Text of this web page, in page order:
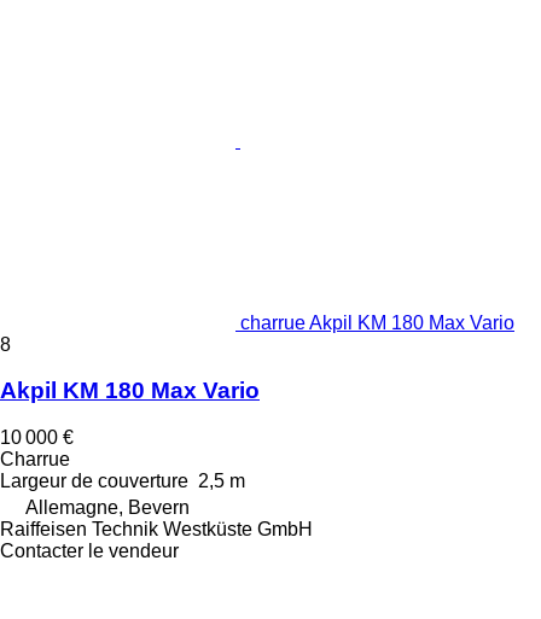
charrue Akpil KM 180 Max Vario
8
Akpil KM 180 Max Vario
10 000 €
Charrue
Largeur de couverture 2,5 m
Allemagne, Bevern
Raiffeisen Technik Westküste GmbH
Contacter le vendeur